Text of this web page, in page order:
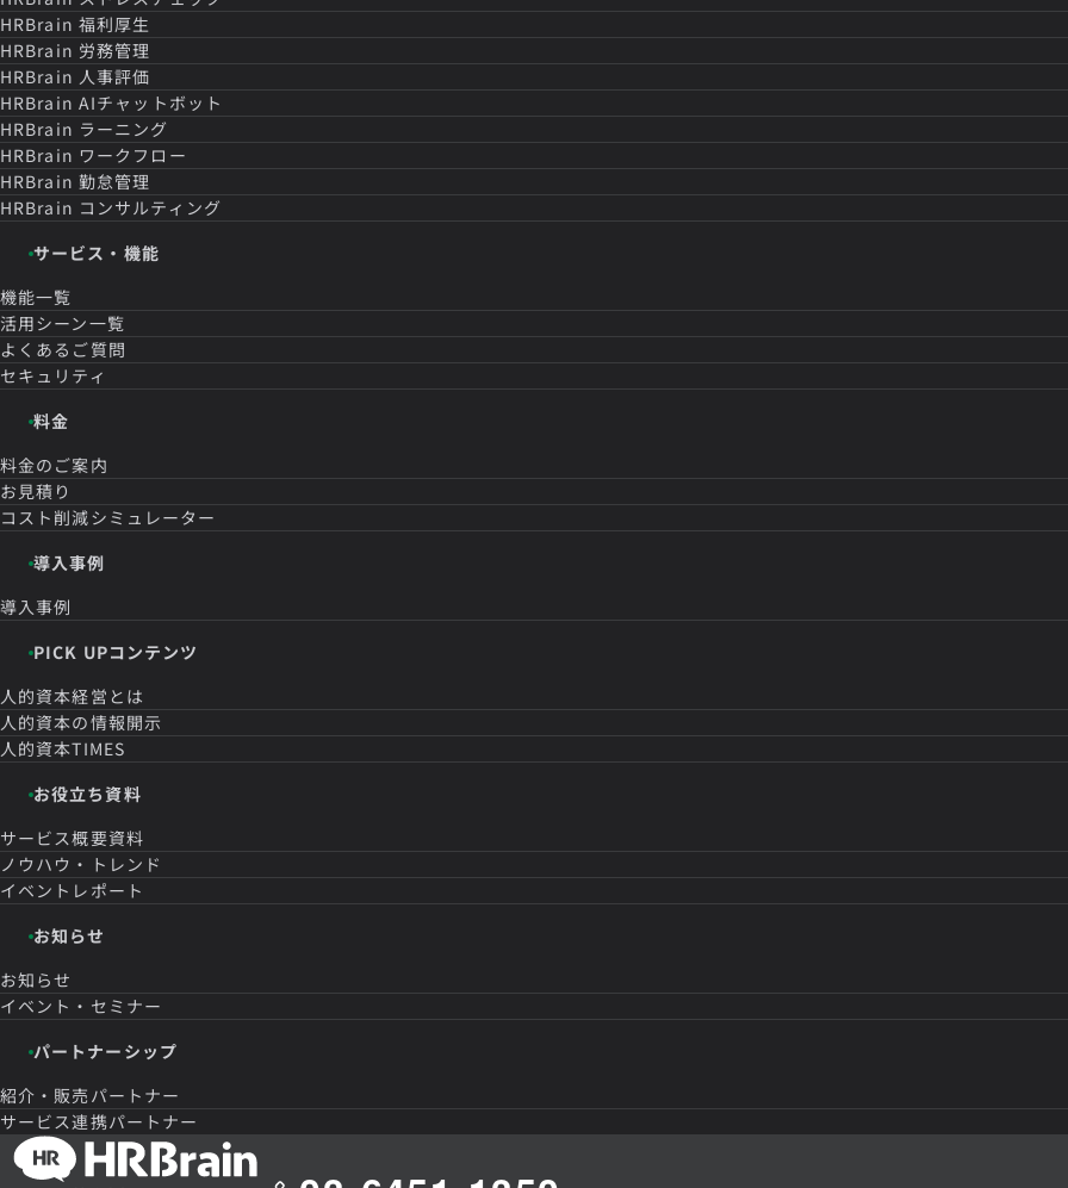
HRBrain 福利厚生
HRBrain 労務管理
HRBrain 人事評価
HRBrain AIチャットボット
HRBrain ラーニング
HRBrain ワークフロー
HRBrain 勤怠管理
HRBrain コンサルティング
サービス・機能
機能一覧
活用シーン一覧
よくあるご質問
セキュリティ
料金
料金のご案内
お見積り
コスト削減シミュレーター
導入事例
導入事例
PICK UPコンテンツ
人的資本経営とは
人的資本の情報開示
人的資本TIMES
お役立ち資料
サービス概要資料
ノウハウ・トレンド
イベントレポート
お知らせ
お知らせ
イベント・セミナー
パートナーシップ
紹介・販売パートナー
サービス連携パートナー